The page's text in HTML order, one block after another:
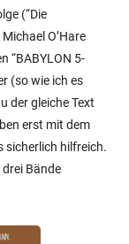
(“Die
O’Hare
“BABYLON 5-
(so wie ich es
der gleiche Text
erst mit dem
sicherlich hilfreich.
Bände